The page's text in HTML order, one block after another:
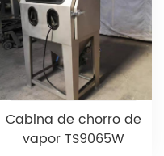
Cabina de chorro de
vapor TS9065W